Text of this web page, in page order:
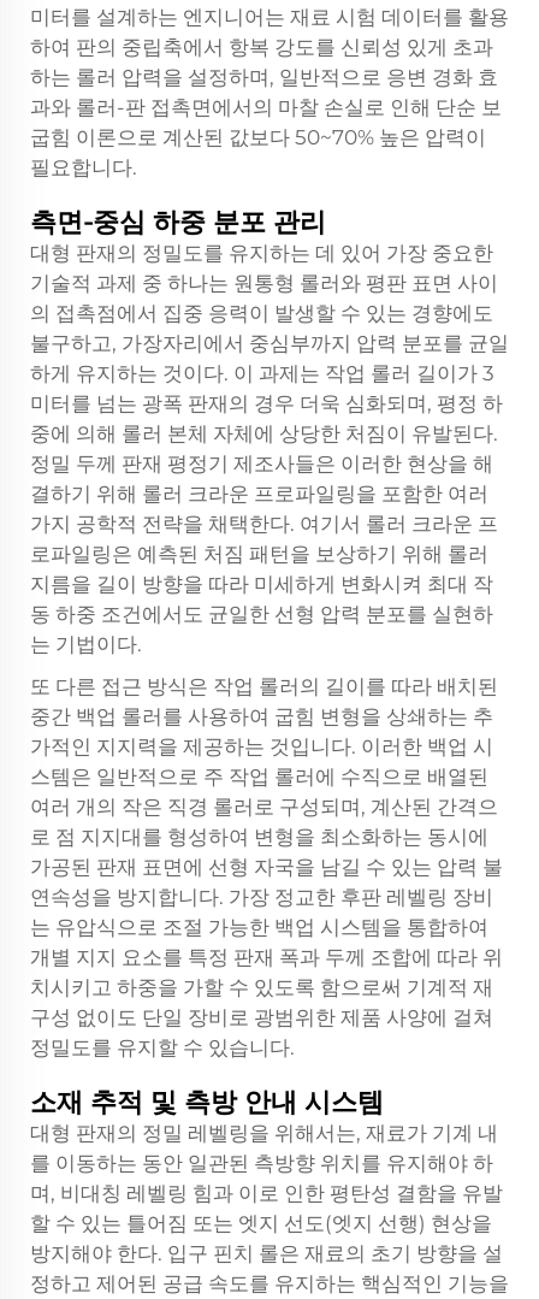
미터를 설계하는 엔지니어는 재료 시험 데이터를 활용
하여 판의 중립축에서 항복 강도를 신뢰성 있게 초과
하는 롤러 압력을 설정하며, 일반적으로 응변 경화 효
과와 롤러-판 접촉면에서의 마찰 손실로 인해 단순 보
굽힘 이론으로 계산된 값보다 50~70% 높은 압력이
필요합니다.
측면-중심 하중 분포 관리
대형 판재의 정밀도를 유지하는 데 있어 가장 중요한
기술적 과제 중 하나는 원통형 롤러와 평판 표면 사이
의 접촉점에서 집중 응력이 발생할 수 있는 경향에도
불구하고, 가장자리에서 중심부까지 압력 분포를 균일
하게 유지하는 것이다. 이 과제는 작업 롤러 길이가 3
미터를 넘는 광폭 판재의 경우 더욱 심화되며, 평정 하
중에 의해 롤러 본체 자체에 상당한 처짐이 유발된다.
정밀 두께 판재 평정기 제조사들은 이러한 현상을 해
결하기 위해 롤러 크라운 프로파일링을 포함한 여러
가지 공학적 전략을 채택한다. 여기서 롤러 크라운 프
로파일링은 예측된 처짐 패턴을 보상하기 위해 롤러
지름을 길이 방향을 따라 미세하게 변화시켜 최대 작
동 하중 조건에서도 균일한 선형 압력 분포를 실현하
는 기법이다.
또 다른 접근 방식은 작업 롤러의 길이를 따라 배치된
중간 백업 롤러를 사용하여 굽힘 변형을 상쇄하는 추
가적인 지지력을 제공하는 것입니다. 이러한 백업 시
스템은 일반적으로 주 작업 롤러에 수직으로 배열된
여러 개의 작은 직경 롤러로 구성되며, 계산된 간격으
로 점 지지대를 형성하여 변형을 최소화하는 동시에
가공된 판재 표면에 선형 자국을 남길 수 있는 압력 불
연속성을 방지합니다. 가장 정교한 후판 레벨링 장비
는 유압식으로 조절 가능한 백업 시스템을 통합하여
개별 지지 요소를 특정 판재 폭과 두께 조합에 따라 위
치시키고 하중을 가할 수 있도록 함으로써 기계적 재
구성 없이도 단일 장비로 광범위한 제품 사양에 걸쳐
정밀도를 유지할 수 있습니다.
소재 추적 및 측방 안내 시스템
대형 판재의 정밀 레벨링을 위해서는, 재료가 기계 내
를 이동하는 동안 일관된 측방향 위치를 유지해야 하
며, 비대칭 레벨링 힘과 이로 인한 평탄성 결함을 유발
할 수 있는 틀어짐 또는 엣지 선도(엣지 선행) 현상을
방지해야 한다. 입구 핀치 롤은 재료의 초기 방향을 설
정하고 제어된 공급 속도를 유지하는 핵심적인 기능을